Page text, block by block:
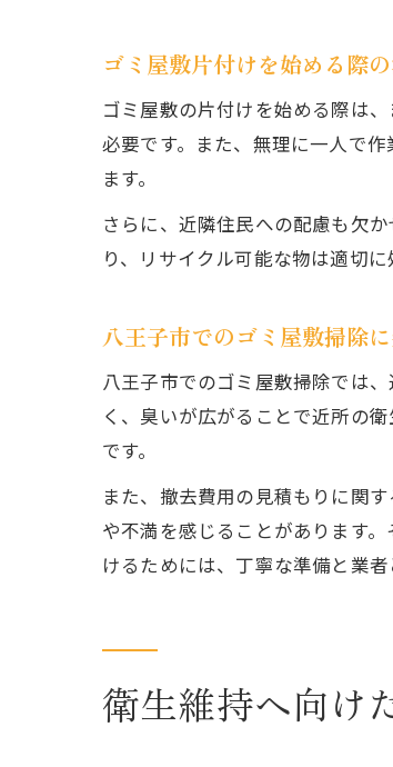
ゴミ屋敷片付けを始める際
ゴミ屋敷の片付けを始める際は
必要です。また、無理に一人で
ます。
さらに、近隣住民への配慮も欠
り、リサイクル可能な物は適切
八王子市でのゴミ屋敷掃除
八王子市でのゴミ屋敷掃除では
く、臭いが広がることで近所の
です。
また、撤去費用の見積もりに関
や不満を感じることがあります
けるためには、丁寧な準備と業
衛生維持へ向け